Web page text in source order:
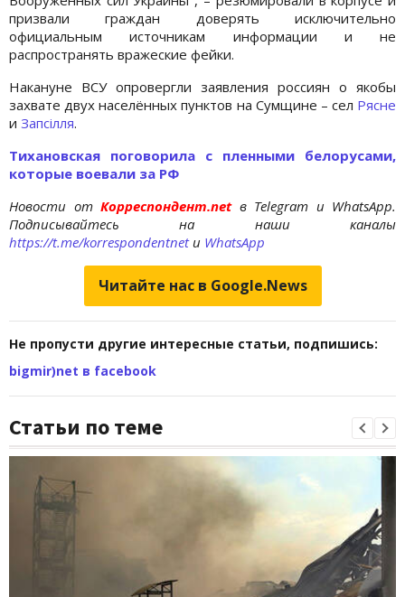
призвали граждан доверять исключительно
официальным источникам информации и не
распространять вражеские фейки.
Накануне ВСУ опровергли заявления россиян о якобы
захвате двух населённых пунктов на Сумщине – сел Рясне
и Запсілля.
Тихановская поговорила с пленными белорусами,
которые воевали за РФ
Новости отКорреспондент.net в Telegram и WhatsApp.
Подписывайтесь на наши каналы
https://t.me/korrespondentnetи WhatsApp
Читайте нас в Google.News
Не пропусти другие интересные статьи, подпишись:
bigmir)net в facebook
Статьи по теме